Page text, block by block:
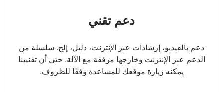
دعم تقني
دعم بالفيديو، إرشادات عبر الإنترنت، دليل، إلخ. سلسلة من
الدعم عبر الإنترنت وخارجها مرفقة مع الآلة. حتى أن تقنيينا
يمكنه زيارة موقعك للمساعدة وفقًا للظروف.